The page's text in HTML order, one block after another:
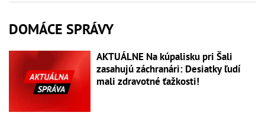
DOMÁCE SPRÁVY
AKTUÁLNE Na kúpalisku pri Šali
zasahujú záchranári: Desiatky ľudí
mali zdravotné ťažkosti!